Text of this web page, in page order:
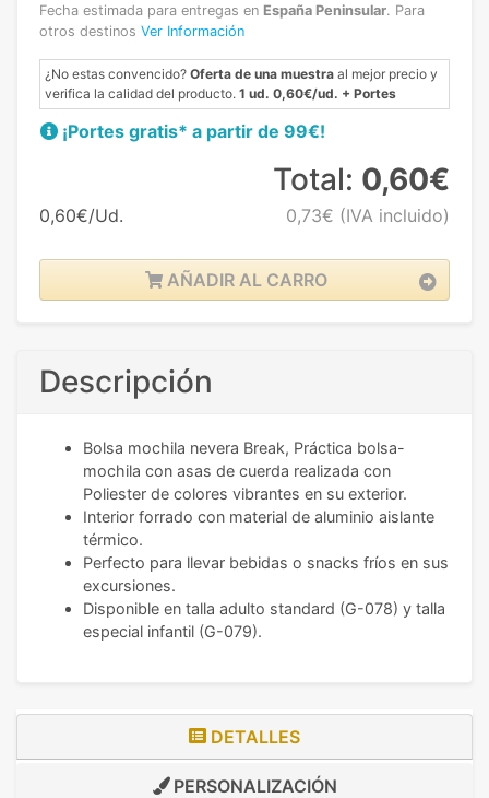
Fecha estimada para entregas en España Peninsular. Para
otros destinos Ver Información
¿No estas convencido? Oferta de una muestra al mejor precio y
verifica la calidad del producto. 1 ud. 0,60€/ud. + Portes
¡Portes gratis* a partir de 99€!
0,60€/Ud.
Total: 0,60€
0,73€ (IVA incluido)
AÑADIR AL CARRO
Descripción
Bolsa mochila nevera Break, Práctica bolsa-
mochila con asas de cuerda realizada con
Poliester de colores vibrantes en su exterior.
Interior forrado con material de aluminio aislante
térmico.
Perfecto para llevar bebidas o snacks fríos en sus
excursiones.
Disponible en talla adulto standard (G-078) y talla
especial infantil (G-079).
DETALLES
PERSONALIZACIÓN